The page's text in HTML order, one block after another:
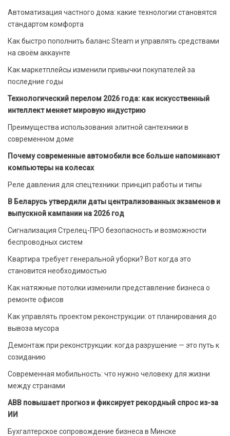
Автоматизация частного дома: какие технологии становятся
стандартом комфорта
Как быстро пополнить баланс Steam и управлять средствами
на своём аккаунте
Как маркетплейсы изменили привычки покупателей за
последние годы
Технологический перелом 2026 года: как искусственный
интеллект меняет мировую индустрию
Преимущества использования элитной сантехники в
современном доме
Почему современные автомобили все больше напоминают
компьютеры на колесах
Реле давления для спецтехники: принцип работы и типы
В Беларусь утвердили даты централизованных экзаменов и
выпускной кампании на 2026 год
Сигнализация Стрелец-ПРО безопасность и возможности
беспроводных систем
Квартира требует генеральной уборки? Вот когда это
становится необходимостью
Как натяжные потолки изменили представление бизнеса о
ремонте офисов
Как управлять проектом реконструкции: от планирования до
вывоза мусора
Демонтаж при реконструкции: когда разрушение — это путь к
созиданию
Современная мобильность: что нужно человеку для жизни
между странами
ABB повышает прогноз и фиксирует рекордный спрос из-за
ИИ
Бухгалтерское сопровождение бизнеса в Минске